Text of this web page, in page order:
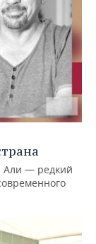
Али — редкий